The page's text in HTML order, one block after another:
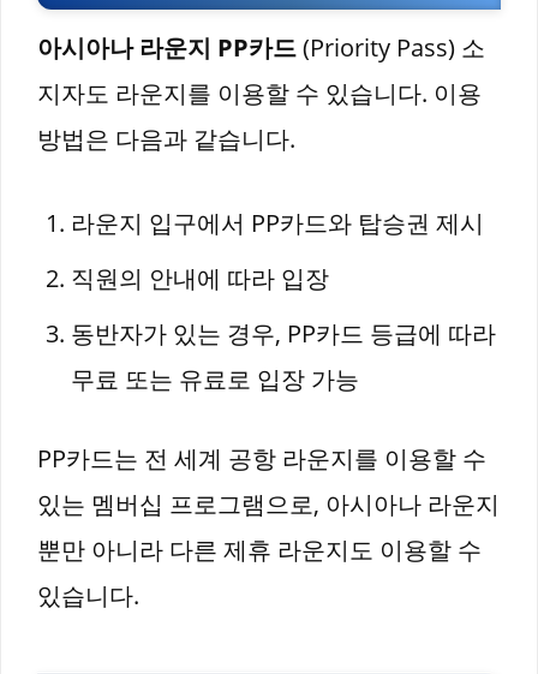
아시아나 라운지 PP카드(Priority Pass) 소
지자도 라운지를 이용할 수 있습니다. 이용
방법은 다음과 같습니다.
라운지 입구에서 PP카드와 탑승권 제시
직원의 안내에 따라 입장
동반자가 있는 경우, PP카드 등급에 따라
무료 또는 유료로 입장 가능
PP카드는 전 세계 공항 라운지를 이용할 수
있는 멤버십 프로그램으로, 아시아나 라운지
뿐만 아니라 다른 제휴 라운지도 이용할 수
있습니다.